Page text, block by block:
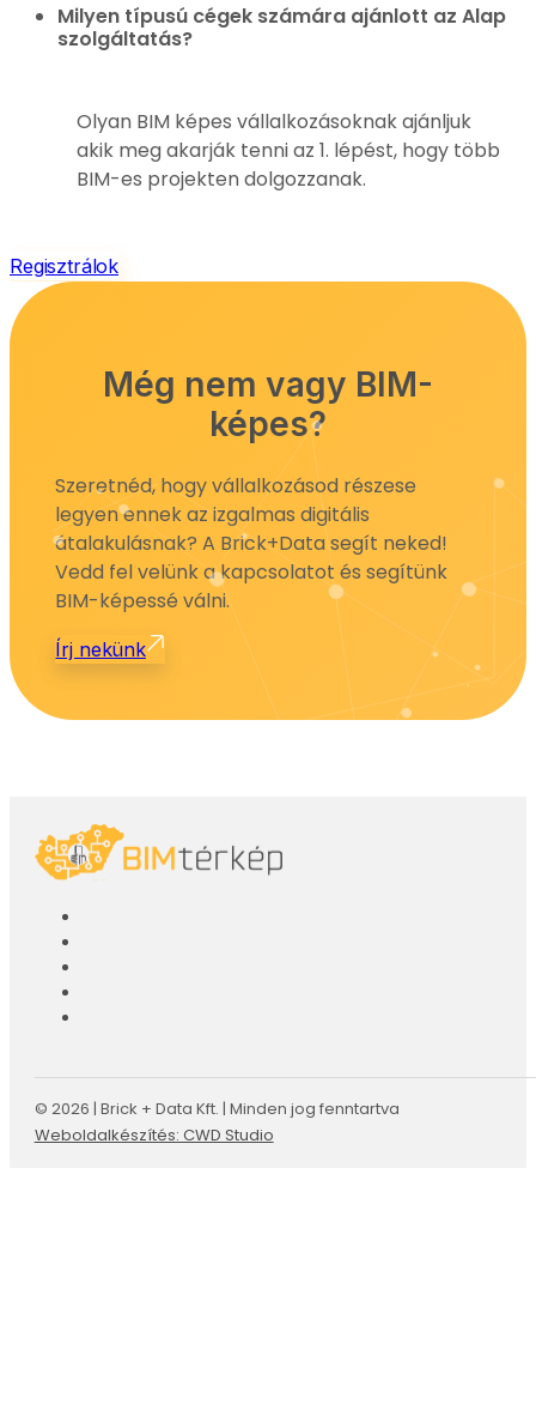
Milyen típusú cégek számára ajánlott az Alap
szolgáltatás?
Olyan BIM képes vállalkozásoknak ajánljuk
akik meg akarják tenni az 1. lépést, hogy több
BIM-es projekten dolgozzanak.
Regisztrálok
Még nem vagy BIM-
képes?
Szeretnéd, hogy vállalkozásod részese
legyen ennek az izgalmas digitális
átalakulásnak? A Brick+Data segít neked!
Vedd fel velünk a kapcsolatot és segítünk
BIM-képessé válni.
Írj nekünk
© 2026 | Brick + Data Kft. | Minden jog fenntartva
Weboldalkészítés: CWD Studio